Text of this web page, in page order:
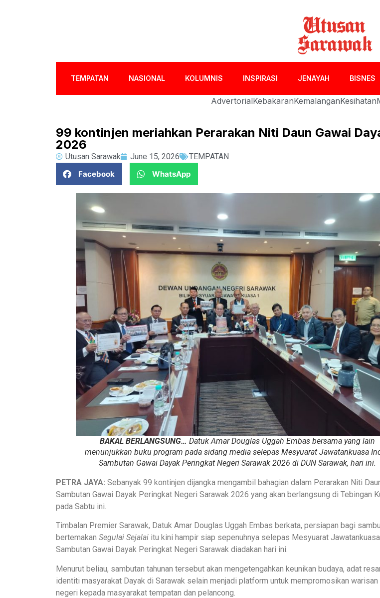
TEMPATAN NASIONAL KOLUMNIS INSPIRASI JENAYAH BISNES
AdvertorialKebakaranKemalanganKesihatan
99 kontinjen meriahkan Perarakan Niti Daun Gawai
2026
Utusan Sarawak June 15, 2026
TEMPATAN
Facebook
WhatsApp
BAKAL BERLANGSUNG… Datuk Amar Douglas Uggah Embas bersama yang lain
menunjukkan buku program pada sidang media selepas Mesyuarat Jawatankuasa
Sambutan Gawai Dayak Peringkat Negeri Sarawak 2026 di DUN Sarawak, hari ini.
PETRA JAYA: Sebanyak 99 kontinjen dijangka mengambil bahagian dalam Perarakan Niti
Sambutan Gawai Dayak Peringkat Negeri Sarawak 2026 yang akan berlangsung di Tebingan
pada Sabtu ini.
Timbalan Premier Sarawak, Datuk Amar Douglas Uggah Embas berkata, persiapan bagi
bertemakan Segulai Sejalai itu kini hampir siap sepenuhnya selepas Mesyuarat
Sambutan Gawai Dayak Peringkat Negeri Sarawak diadakan hari ini.
Menurut beliau, sambutan tahunan tersebut akan mengetengahkan keunikan budaya, adat
identiti masyarakat Dayak di Sarawak selain menjadi platform untuk mempromosikan warisan
negeri kepada masyarakat tempatan dan pelancong.